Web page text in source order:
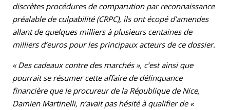
discrètes procédures de comparution par reconnaissance
préalable de culpabilité (CRPC), ils ont écopé d’amendes
allant de quelques milliers à plusieurs centaines de
milliers d’euros pour les principaux acteurs de ce dossier.
« Des cadeaux contre des marchés », c’est ainsi que
pourrait se résumer cette affaire de délinquance
financière que le procureur de la République de Nice,
Damien Martinelli, n’avait pas hésité à qualifier de «